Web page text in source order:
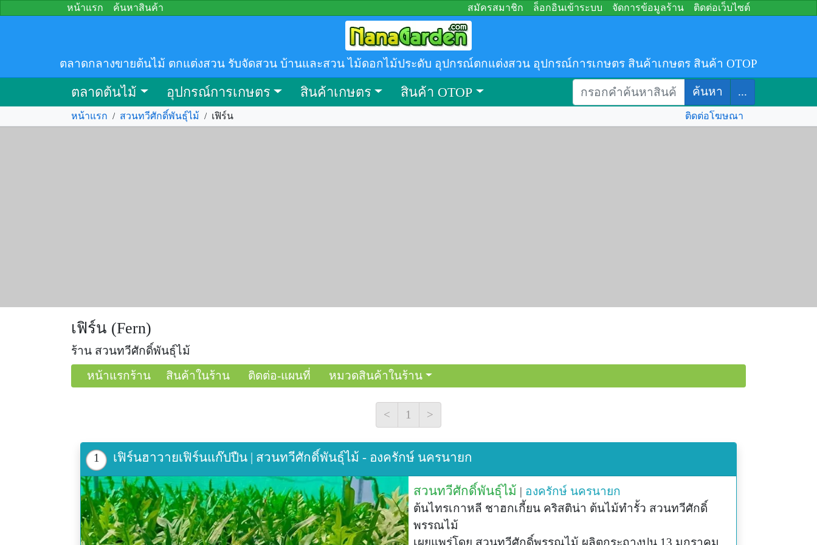
หน้าแรก ค้นหาสินค้า สมัครสมาชิก ล็อกอินเข้าระบบ จัดการข้อมูลร้าน ติดต่อเว็บไซต์
ตลาดกลางขายต้นไม้ ตกแต่งสวน รับจัดสวน บ้านและสวน ไม้ดอกไม้ประดับ อุปกรณ์ตกแต่งสวน อุปกรณ์การเกษตร สินค้าเกษตร สินค้า OTOP
ตลาดต้นไม้ อุปกรณ์การเกษตร สินค้าเกษตร สินค้า OTOP ค้นหา ...
หน้าแรก / สวนทวีศักดิ์พันธุ์ไม้ / เฟิร์น ติดต่อโฆษณา
เฟิร์น (Fern)
ร้าน สวนทวีศักดิ์พันธุ์ไม้
หน้าแรกร้าน
สินค้าในร้าน ติดต่อ-แผนที่ หมวดสินค้าในร้าน
< 1 >
1 เฟิร์นฮาวายเฟิร์นแก๊ปปืน | สวนทวีศักดิ์พันธุ์ไม้ - องครักษ์ นครนายก
สวนทวีศักดิ์พันธุ์ไม้ | องครักษ์ นครนายก
ต้นไทรเกาหลี ชาฮกเกี้ยน คริสติน่า ต้นไม้ทำรั้ว สวนทวีศักดิ์
พรรณไม้